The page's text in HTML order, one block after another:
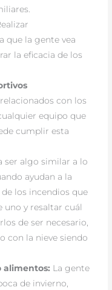
que la gente vea
la eficacia de los
con los
equipo que
cumplir esta
ser algo similar a lo
ayudan a la
los incendios que
uno y resaltar cuál
de ser necesario,
con la nieve siendo
alimentos: La gente
de invierno,